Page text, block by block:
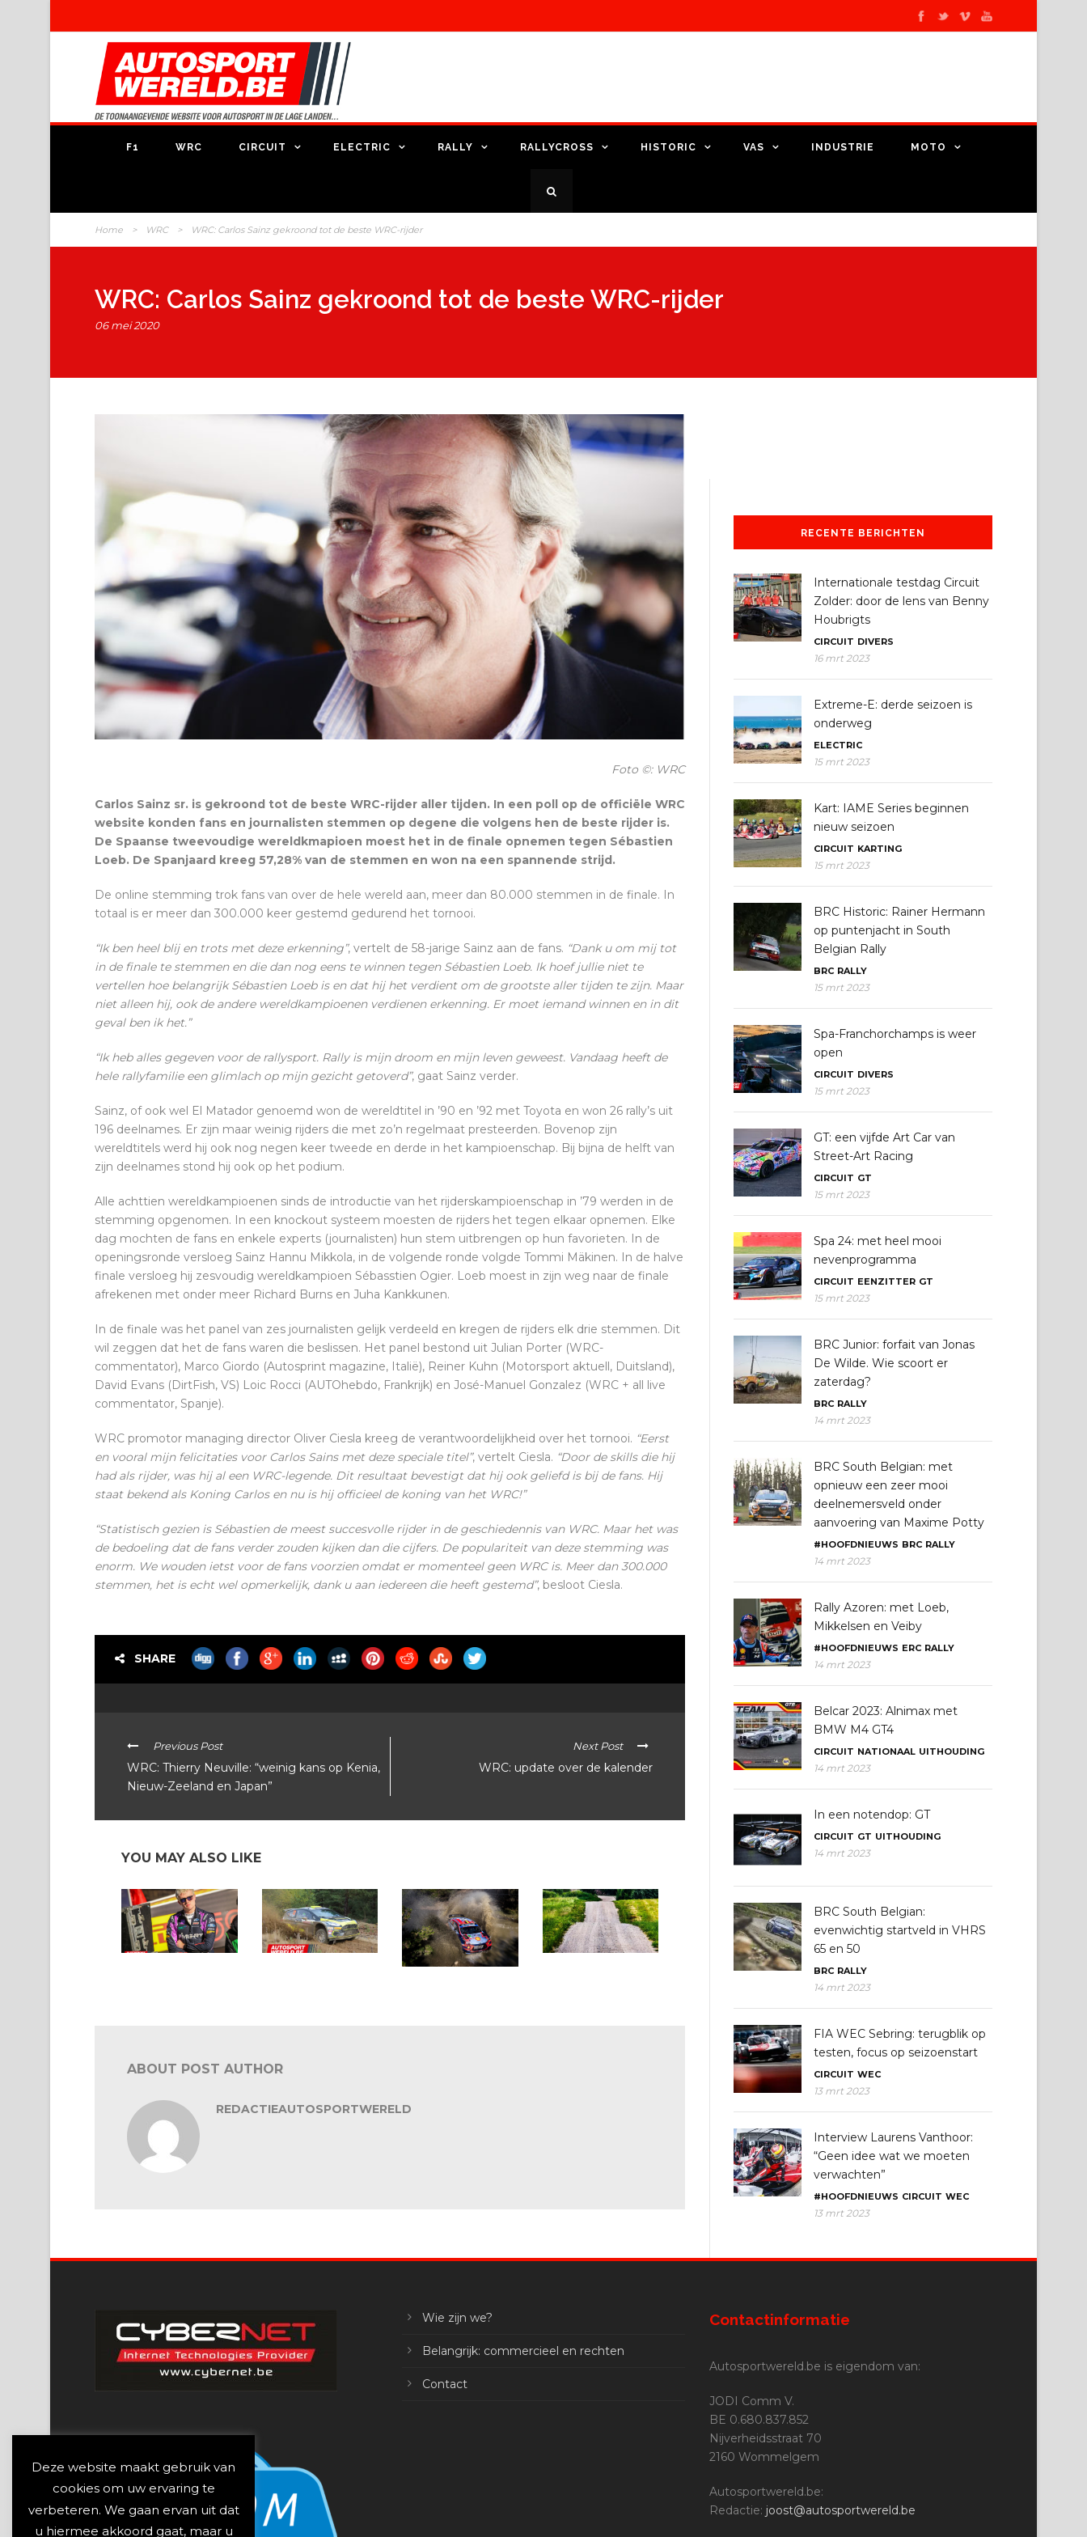
F1 WRC CIRCUIT ELECTRIC RALLY RALLYCROSS HISTORIC VAS INDUSTRIE MOTO
Home > WRC > WRC: Carlos Sainz gekroond tot de beste WRC-rijder
WRC: Carlos Sainz gekroond tot de beste WRC-rijder
06 mei 2020
Foto ©: WRC
Carlos Sainz sr. is gekroond tot de beste WRC-rijder aller tijden. In een poll op de officiële WRC
website konden fans en journalisten stemmen op degene die volgens hen de beste rijder is.
De Spaanse tweevoudige wereldkmapioen moest het in de finale opnemen tegen Sébastien
Loeb. De Spanjaard kreeg 57,28% van de stemmen en won na een spannende strijd.
De online stemming trok fans van over de hele wereld aan, meer dan 80.000 stemmen in de finale. In
totaal is er meer dan 300.000 keer gestemd gedurend het tornooi.
“Ik ben heel blij en trots met deze erkenning”, vertelt de 58-jarige Sainz aan de fans. “Dank u om mij tot
in de finale te stemmen en die dan nog eens te winnen tegen Sébastien Loeb. Ik hoef jullie niet te
vertellen hoe belangrijk Sébastien Loeb is en dat hij het verdient om de grootste aller tijden te zijn. Maar
niet alleen hij, ook de andere wereldkampioenen verdienen erkenning. Er moet iemand winnen en in dit
geval ben ik het.”
“Ik heb alles gegeven voor de rallysport. Rally is mijn droom en mijn leven geweest. Vandaag heeft de
hele rallyfamilie een glimlach op mijn gezicht getoverd”, gaat Sainz verder.
Sainz, of ook wel El Matador genoemd won de wereldtitel in ’90 en ’92 met Toyota en won 26 rally’s uit
196 deelnames. Er zijn maar weinig rijders die met zo’n regelmaat presteerden. Bovenop zijn
wereldtitels werd hij ook nog negen keer tweede en derde in het kampioenschap. Bij bijna de helft van
zijn deelnames stond hij ook op het podium.
Alle achttien wereldkampioenen sinds de introductie van het rijderskampioenschap in ’79 werden in de
stemming opgenomen. In een knockout systeem moesten de rijders het tegen elkaar opnemen. Elke
dag mochten de fans en enkele experts (journalisten) hun stem uitbrengen op hun favorieten. In de
openingsronde versloeg Sainz Hannu Mikkola, in de volgende ronde volgde Tommi Mäkinen. In de halve
finale versloeg hij zesvoudig wereldkampioen Sébasstien Ogier. Loeb moest in zijn weg naar de finale
afrekenen met onder meer Richard Burns en Juha Kankkunen.
In de finale was het panel van zes journalisten gelijk verdeeld en kregen de rijders elk drie stemmen. Dit
wil zeggen dat het de fans waren die beslissen. Het panel bestond uit Julian Porter (WRC-
commentator), Marco Giordo (Autosprint magazine, Italië), Reiner Kuhn (Motorsport aktuell, Duitsland),
David Evans (DirtFish, VS) Loic Rocci (AUTOhebdo, Frankrijk) en José-Manuel Gonzalez (WRC + all live
commentator, Spanje).
WRC promotor managing director Oliver Ciesla kreeg de verantwoordelijkheid over het tornooi. “Eerst
en vooral mijn felicitaties voor Carlos Sains met deze speciale titel”, vertelt Ciesla. “Door de skills die hij
had als rijder, was hij al een WRC-legende. Dit resultaat bevestigt dat hij ook geliefd is bij de fans. Hij
staat bekend als Koning Carlos en nu is hij officieel de koning van het WRC!”
“Statistisch gezien is Sébastien de meest succesvolle rijder in de geschiedennis van WRC. Maar het was
de bedoeling dat de fans verder zouden kijken dan die cijfers. De populariteit van deze stemming was
enorm. We wouden ietst voor de fans voorzien omdat er momenteel geen WRC is. Meer dan 300.000
stemmen, het is echt wel opmerkelijk, dank u aan iedereen die heeft gestemd”, besloot Ciesla.
SHARE
Previous Post
WRC: Thierry Neuville: “weinig kans op Kenia,
Nieuw-Zeeland en Japan”
Next Post
WRC: update over de kalender
YOU MAY ALSO LIKE
ABOUT POST AUTHOR
REDACTIEAUTOSPORTWERELD
RECENTE BERICHTEN
Internationale testdag Circuit
Zolder: door de lens van Benny
Houbrigts
CIRCUIT DIVERS
16 mrt 2023
Extreme-E: derde seizoen is
onderweg
ELECTRIC
15 mrt 2023
Kart: IAME Series beginnen
nieuw seizoen
CIRCUIT KARTING
15 mrt 2023
BRC Historic: Rainer Hermann
op puntenjacht in South
Belgian Rally
BRC RALLY
15 mrt 2023
Spa-Franchorchamps is weer
open
CIRCUIT DIVERS
15 mrt 2023
GT: een vijfde Art Car van
Street-Art Racing
CIRCUIT GT
15 mrt 2023
Spa 24: met heel mooi
nevenprogramma
CIRCUIT EENZITTER GT
15 mrt 2023
BRC Junior: forfait van Jonas
De Wilde. Wie scoort er
zaterdag?
BRC RALLY
14 mrt 2023
BRC South Belgian: met
opnieuw een zeer mooi
deelnemersveld onder
aanvoering van Maxime Potty
#HOOFDNIEUWS BRC RALLY
14 mrt 2023
Rally Azoren: met Loeb,
Mikkelsen en Veiby
#HOOFDNIEUWS ERC RALLY
14 mrt 2023
Belcar 2023: Alnimax met
BMW M4 GT4
CIRCUIT NATIONAAL UITHOUDING
14 mrt 2023
In een notendop: GT
CIRCUIT GT UITHOUDING
14 mrt 2023
BRC South Belgian:
evenwichtig startveld in VHRS
65 en 50
BRC RALLY
14 mrt 2023
FIA WEC Sebring: terugblik op
testen, focus op seizoenstart
CIRCUIT WEC
13 mrt 2023
Interview Laurens Vanthoor:
“Geen idee wat we moeten
verwachten”
#HOOFDNIEUWS CIRCUIT WEC
13 mrt 2023
Wie zijn we?
Belangrijk: commercieel en rechten
Contact
Contactinformatie
Autosportwereld.be is eigendom van:
JODI Comm V.
BE 0.680.837.852
Nijverheidsstraat 70
2160 Wommelgem
Autosportwereld.be:
Redactie: joost@autosportwereld.be
Deze website maakt gebruik van
cookies om uw ervaring te
verbeteren. We gaan ervan uit dat
u hiermee akkoord gaat, maar u